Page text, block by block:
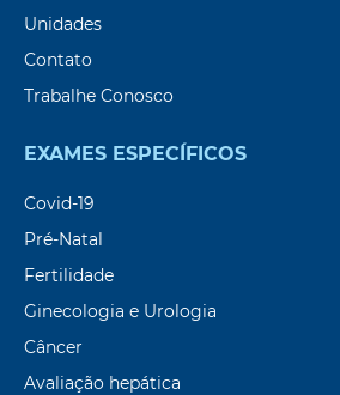
Unidades
Contato
Trabalhe Conosco
EXAMES ESPECÍFICOS
Covid-19
Pré-Natal
Fertilidade
Ginecologia e Urologia
Câncer
Avaliação hepática